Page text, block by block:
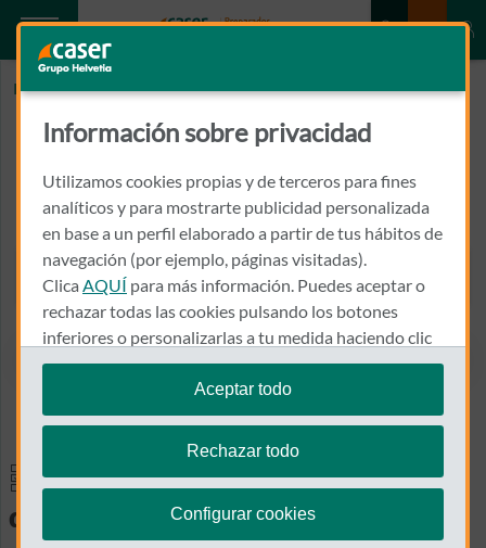
Inicio SANCHEZ ORTIZ, CARLOS
SANCHEZ ORTIZ, CARLOS
14008 - CORDOBA
957 482 324
Llamar a SANCHEZ ORTIZ,
Ver el mapa en Google Maps
Especialidades y pruebas
diagnósticas
Información sobre privacidad
Utilizamos cookies propias y de terceros para fines
analíticos y para mostrarte publicidad personalizada
en base a un perfil elaborado a partir de tus hábitos de
navegación (por ejemplo, páginas visitadas).
Clica AQUÍ para más información. Puedes aceptar o
rechazar todas las cookies pulsando los botones
inferiores o personalizarlas a tu medida haciendo clic
en"configurar cookies".
Te recordamos que puedes modificar tus ajustes de
cookies en cualquier momento en la sección
Aceptar todo
Rechazar todo
Configurar cookies